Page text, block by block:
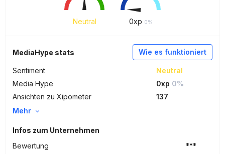
Neutral 0xp 0%
Wie es funktioniert
MediaHype stats
Sentiment
Neutral
Media Hype
0xp 0%
Ansichten zu Xipometer
137
Mehr
Infos zum Unternehmen
Bewertung
***